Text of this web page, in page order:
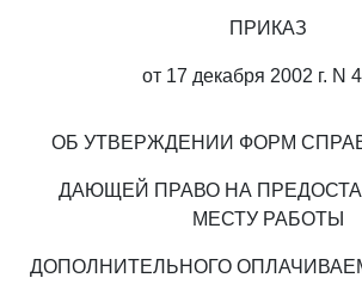
ПРИКАЗ
от 17 декабря 2002 г. N
ОБ УТВЕРЖДЕНИИ ФОРМ
ДАЮЩЕЙ ПРАВО НА
МЕСТУ РАБОТЫ
ДОПОЛНИТЕЛЬНОГО